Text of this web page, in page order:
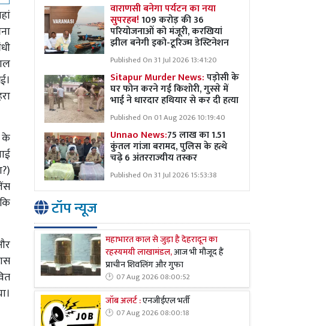
के
वाराणसी बनेगा पर्यटन का नया
सुपरहब!109 करोड़ की 36
परियोजनाओं को मंजूरी, करखियां
झील बनेगी इको-टूरिज्म डेस्टिनेशन
Published On 31 Jul 2026 13:41:20
Sitapur Murder News:पड़ोसी के
घर फोन करने गई किशोरी, गुस्से में
भाई ने धारदार हथियार से कर दी हत्या
Published On 01 Aug 2026 10:19:40
Unnao News:75 लाख का 1.51
कुंतल गांजा बरामद, पुलिस के हत्थे
चढ़े 6 अंतरराज्यीय तस्कर
Published On 31 Jul 2026 15:53:38
टॉप न्यूज
महाभारत काल से जुड़ा है देहरादून का
रहस्यमयी लाखामंडल,आज भी मौजूद हैं
प्राचीन शिवलिंग और गुफा
07 Aug 2026 08:00:52
जॉब अलर्ट :एनजीईएल भर्ती
07 Aug 2026 08:00:18